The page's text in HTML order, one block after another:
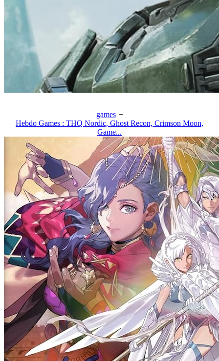
games +
Hebdo Games : THQ Nordic, Ghost Recon, Crimson Moon,
Game...